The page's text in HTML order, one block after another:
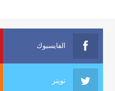
الفايسبوك
تويتر